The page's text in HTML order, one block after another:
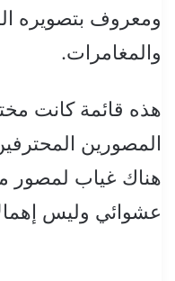
ومعروف بتصويره
والمغامرات.
هذه قائمة كانت
المصورين
هناك غياب لمصور
عشوائي وليس